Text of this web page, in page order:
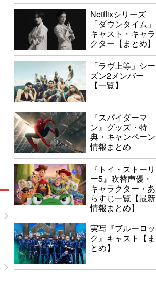
Netflixシリーズ
「ダウンタイム」
キャスト・キャラ
クター【まとめ】
「ラヴ上等」シー
ズン2メンバー
【一覧】
『スパイダーマ
ン』グッズ・特
典・キャンペーン
情報まとめ
『トイ・ストーリ
ー5』吹替声優・
キャラクター・あ
らすじ一覧【最新
情報まとめ】
実写『ブルーロッ
ク』キャスト【ま
とめ】